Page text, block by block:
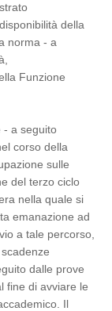
della
norma - a
Funzione
- a seguito
corso della
sulle
del terzo ciclo
nella quale si
emanazione ad
a tale percorso,
dalle prove
fine di avviare le
Il